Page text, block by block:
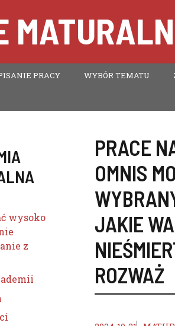
PRACY WYBÓR TEMATU
PRACE
OMNIS
JAKIE
ROZWAŻ
wysoko
z